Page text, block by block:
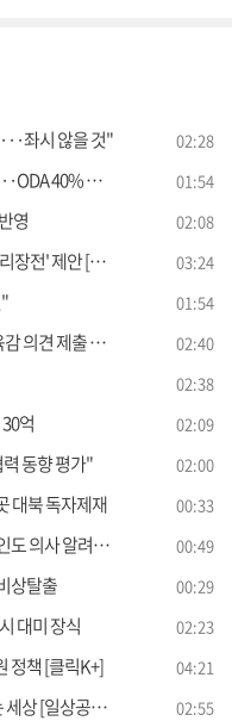
좌시 않을 것" 02:28
40% 확대" 01:54
영 02:08
안 [뉴스의 맥] 03:24
01:54
제출 의무화 02:40
02:38
억 02:09
동향 평가" 02:00
대북 독자제재 00:33
사 알려달라" 00:49
상탈출 00:29
대미 장식 02:23
정책 [클릭K+] 04:21
[일상공감365] 02:55